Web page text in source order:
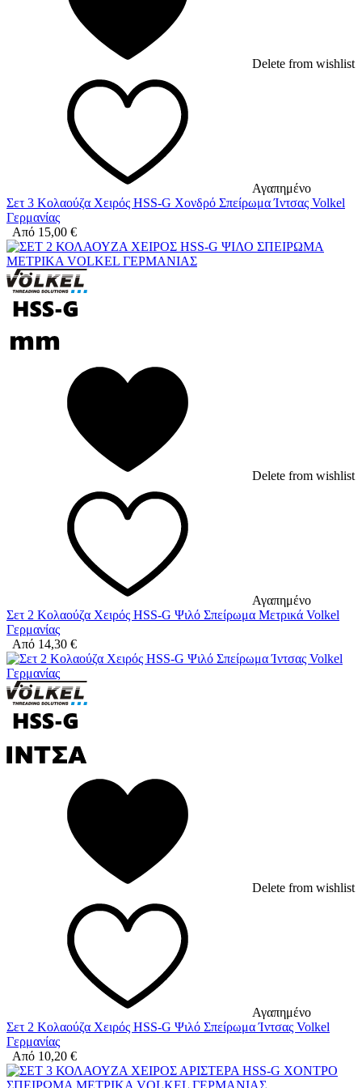
Delete from wishlist
Αγαπημένο
Σετ 3 Κολαούζα Χειρός HSS-G Χονδρό Σπείρωμα Ίντσας Volkel
Γερμανίας
Από 15,00 €
Delete from wishlist
Αγαπημένο
Σετ 2 Κολαούζα Χειρός HSS-G Ψιλό Σπείρωμα Μετρικά Volkel
Γερμανίας
Από 14,30 €
Delete from wishlist
Αγαπημένο
Σετ 2 Κολαούζα Χειρός HSS-G Ψιλό Σπείρωμα Ίντσας Volkel
Γερμανίας
Από 10,20 €